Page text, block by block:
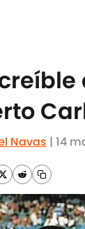
Navas | 14